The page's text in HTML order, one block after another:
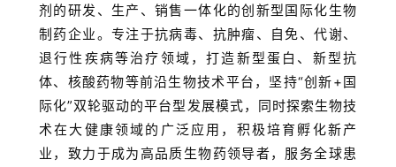
剂的研发、生产、销售一体化的创新型国际化生物
制药企业。专注于抗病毒、抗肿瘤、自免、代谢、
退行性疾病等治疗领域，打造新型蛋白、新型抗
体、核酸药物等前沿生物技术平台，坚持“创新+国
际化”双轮驱动的平台型发展模式，同时探索生物技
术在大健康领域的广泛应用，积极培育孵化新产
业，致力于成为高品质生物药领导者，服务全球患